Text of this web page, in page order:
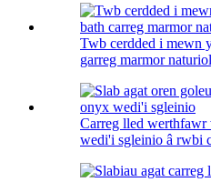
Twb cerdded i mewn
garreg marmor
Carreg lled
wedi'i sgleinio â rwbi